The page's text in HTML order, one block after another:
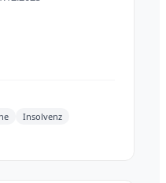
Insolvenz